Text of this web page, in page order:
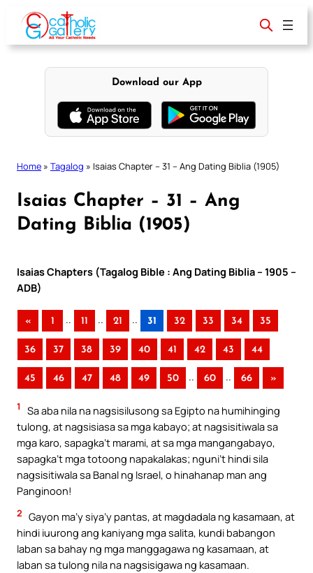
content
Download our App
Home » Tagalog » Isaias Chapter – 31 – Ang Dating Biblia (1905)
Isaias Chapter – 31 – Ang
Dating Biblia (1905)
Isaias Chapters (Tagalog Bible : Ang Dating Biblia – 1905 –
ADB)
« 1 .. 11 .. 21 .. 31 32 33 34 35
36 37 38 39 40 41 42 43 44
45 46 47 48 49 50 .. 60 .. 66 »
1
Sa aba nila na nagsisilusong sa Egipto na humihinging
tulong, at nagsisiasa sa mga kabayo; at nagsisitiwala sa
mga karo, sapagka’t marami, at sa mga mangangabayo,
sapagka’t mga totoong napakalakas; nguni’t hindi sila
nagsisitiwala sa Banal ng Israel, o hinahanap man ang
Panginoon!
2 Gayon ma’y siya’y pantas, at magdadala ng kasamaan, at
hindi iuurong ang kaniyang mga salita, kundi babangon
laban sa bahay ng mga manggagawa ng kasamaan, at
laban sa tulong nila na nagsisigawa ng kasamaan.